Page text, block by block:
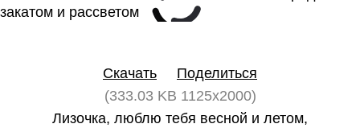
Скачать
Поделиться
(333.03 KB 1125x2000)
Лизочка, люблю тебя весной и летом,